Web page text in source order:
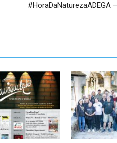
#HoraDaNaturezaADEGA